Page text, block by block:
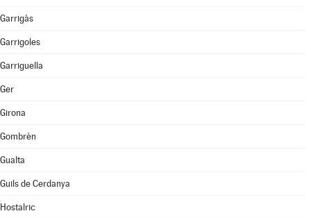
Garrigàs
Garrigoles
Garriguella
Ger
Girona
Gombrèn
Gualta
Guils de Cerdanya
Hostalric